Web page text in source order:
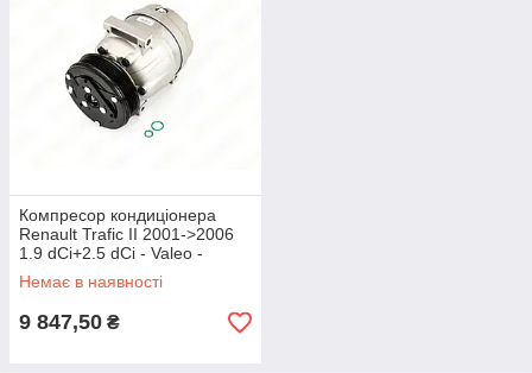
Компресор кондиціонера
Renault Trafic II 2001->2006
1.9 dCi+2.5 dCi - Valeo -
VAL699143
Немає в наявності
9 847,50 ₴